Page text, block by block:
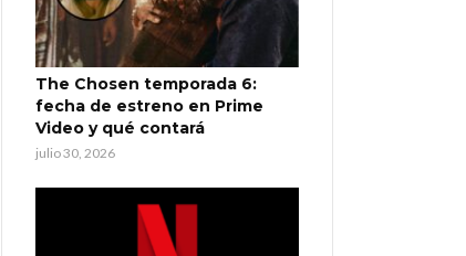
The Chosen temporada 6:
fecha de estreno en Prime
Video y qué contará
julio 30, 2026